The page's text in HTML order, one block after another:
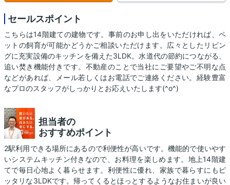
セールスポイント
こちらは14階建ての建物です。事前のお申し出をいただければ、ペ
ットの飼育が可能かどうかご相談いただけます。広々としたリビン
グに充実設備のキッチンを備えた3LDK。水道代の節約につながる、
追い焚き機能付きです。不動産のことで当社にご要望やご不明な点
などがあれば、メール若しくはお電話でご連絡ください。経験豊富
なプロのスタッフがしっかりとお応えいたします(^o^)
担当者の
おすすめポイント
2駅利用できる場所にあるので利便性が高いです。機能的で使いやす
いシステムキッチン付きなので、お料理を楽しめます。地上14階建
てで毎日心地よく暮らせます。利便性に優れ、家族で暮らすにもピ
ッタリな3LDKです。帰ってくるとほっとするようなお住まいが良い